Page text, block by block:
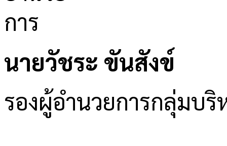
นายวัชระ ขันสังข์
รองผู้อำนวยการกลุ่มบ